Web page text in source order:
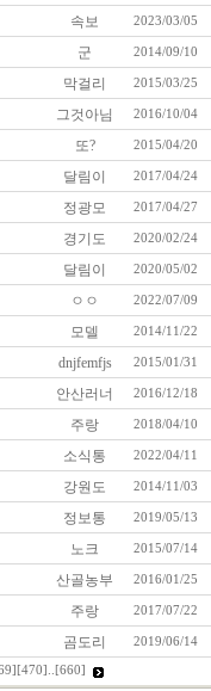
속보 2023/03/05
군 2014/09/10
막걸리 2015/03/25
그것아님 2016/10/04
또? 2015/04/20
달림이 2017/04/24
정광모 2017/04/27
경기도 2020/02/24
달림이 2020/05/02
ㅇㅇ 2022/07/09
모델 2014/11/22
dnjfemfjs 2015/01/31
안산러너 2016/12/18
주랑 2018/04/10
소식통 2022/04/11
강원도 2014/11/03
정보통 2019/05/13
노크 2015/07/14
산골농부 2016/01/25
주랑 2017/07/22
곰도리 2019/06/14
[470] [660]